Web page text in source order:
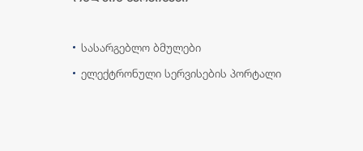
სასარგებლო ბმულები
ელექტრონული სერვისების პორტალი